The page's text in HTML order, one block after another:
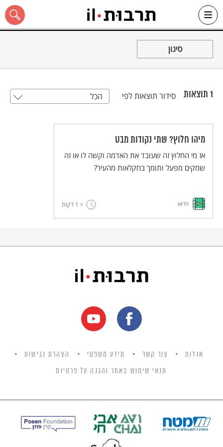
Skip
כל האתר
סינון
1 תוצאות סידור תוצאות לפי הכל
מיהו חלוץ? שתי נקודות מבט
אז מי החלוץ זה שעובד את האדמה וקשה לו או זה
שמקים מפעל ותומך בחקלאות מהעיר?
וידאו < 1 דקות
אודות צור קשר מידע משפטי הצהרת נגישות
תנאי שימוש באתר והגנה על פרטיות